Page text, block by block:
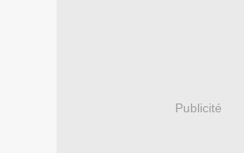
Publicité